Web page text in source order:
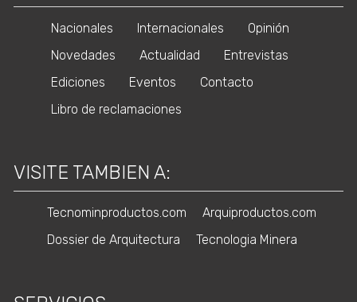
Nacionales Internacionales
Opinión
Novedades
Actualidad
Entrevistas
Ediciones
Eventos
Contacto
Libro de reclamaciones
VISITE TAMBIEN A:
Tecnominproductos.com
Arquiproductos.com
Dossier de Arquitectura
Tecnologia Minera